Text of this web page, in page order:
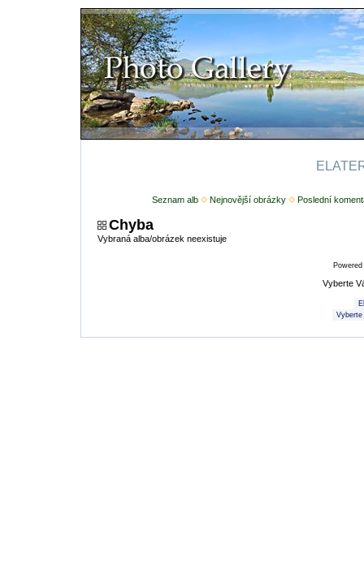
Seznam alb Nejnovější obrázky Poslední
Chyba
Vybraná alba/obrázek neexistuje
Vyberte